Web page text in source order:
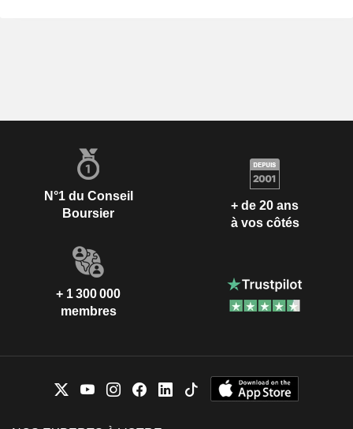
N°1 du Conseil
Boursier
+ de 20 ans
à vos côtés
+ 1 300 000
membres